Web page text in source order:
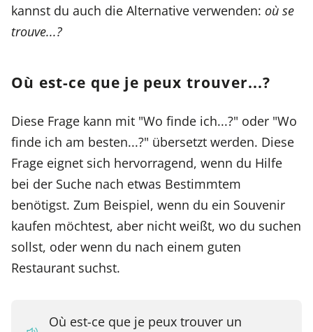
kannst du auch die Alternative verwenden: où se
trouve...?
Où est-ce que je peux trouver...?
Diese Frage kann mit "Wo finde ich...?" oder "Wo
finde ich am besten...?" übersetzt werden. Diese
Frage eignet sich hervorragend, wenn du Hilfe
bei der Suche nach etwas Bestimmtem
benötigst. Zum Beispiel, wenn du ein Souvenir
kaufen möchtest, aber nicht weißt, wo du suchen
sollst, oder wenn du nach einem guten
Restaurant suchst.
Où est-ce que je peux trouver un